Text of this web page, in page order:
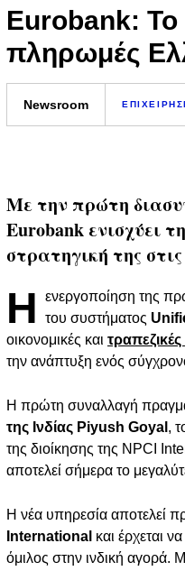
Eurobank: Το
πληρωμές
Newsroom
Με την πρώτη
Eurobank ενισχύει
στρατηγική της
Η ενεργοποίηση της
του συστήματος
οικονομικές και τραπεζικές
την ανάπτυξη ενός
Η πρώτη συναλλαγή
της Ινδίας Piyush Goyal ,
της διοίκησης της NPCI
αποτελεί σήμερα το
Η νέα υπηρεσία αποτελεί
International και έρχεται
όμιλος στην ινδική αγορά.